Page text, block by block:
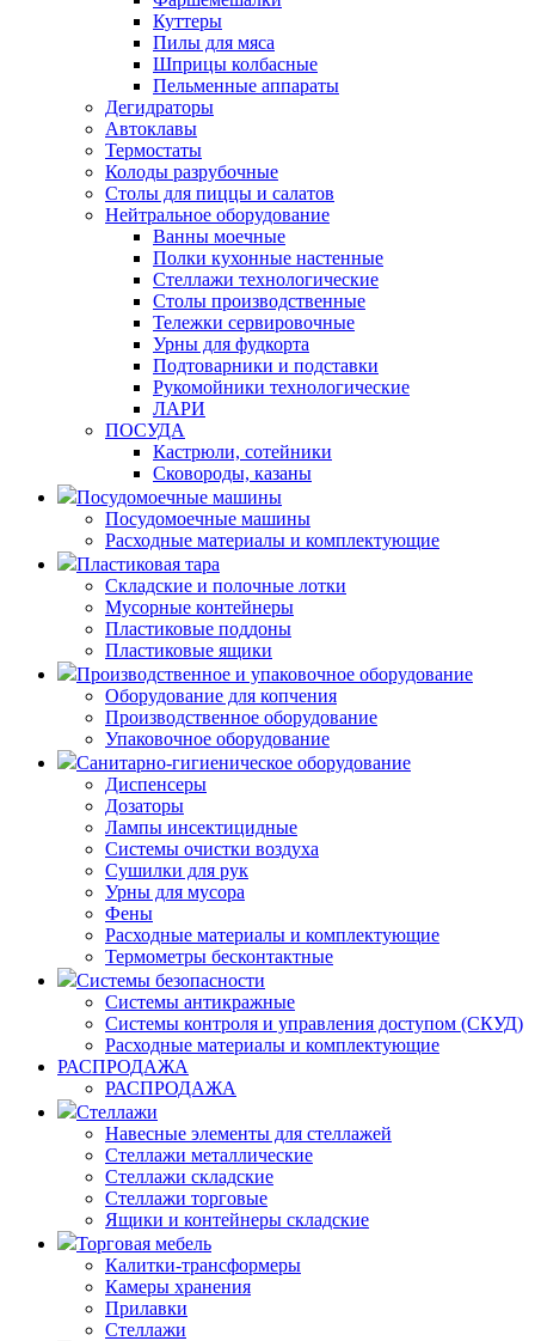
Куттеры
Пилы для мяса
Шприцы колбасные
Пельменные аппараты
Дегидраторы
Автоклавы
Термостаты
Колоды разрубочные
Столы для пиццы и салатов
Нейтральное оборудование
Ванны моечные
Полки кухонные настенные
Стеллажи технологические
Столы производственные
Тележки сервировочные
Урны для фудкорта
Подтоварники и подставки
Рукомойники технологические
ЛАРИ
ПОСУДА
Кастрюли, сотейники
Сковороды, казаны
Посудомоечные машины
Посудомоечные машины
Расходные материалы и комплектующие
Пластиковая тара
Складские и полочные лотки
Мусорные контейнеры
Пластиковые поддоны
Пластиковые ящики
Производственное и упаковочное оборудование
Оборудование для копчения
Производственное оборудование
Упаковочное оборудование
Санитарно-гигиеническое оборудование
Диспенсеры
Дозаторы
Лампы инсектицидные
Системы очистки воздуха
Сушилки для рук
Урны для мусора
Фены
Расходные материалы и комплектующие
Термометры бесконтактные
Системы безопасности
Системы антикражные
Системы контроля и управления доступом (СКУД)
Расходные материалы и комплектующие
РАСПРОДАЖА
РАСПРОДАЖА
Стеллажи
Навесные элементы для стеллажей
Стеллажи металлические
Стеллажи складские
Стеллажи торговые
Ящики и контейнеры складские
Торговая мебель
Калитки-трансформеры
Камеры хранения
Прилавки
Стеллажи